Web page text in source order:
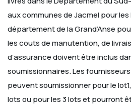
aux communes de Jacmel pour les
département de la Grand’Anse
les couts de manutention, de
d’assurance doivent être inclus
soumissionnaires.Les
peuvent soumissionner pour le
lots ou pour les 3 lots etpourront